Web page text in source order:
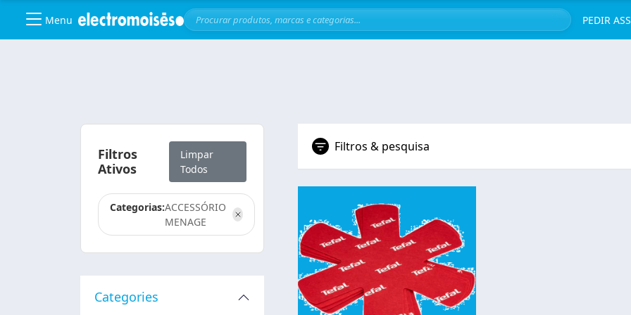
Menu PEDIR
Filtros & pesquisa
Filtros
Ativos
Limpar
Todos
Categorias:ACCESSÓRIO
MENAGE
Categories